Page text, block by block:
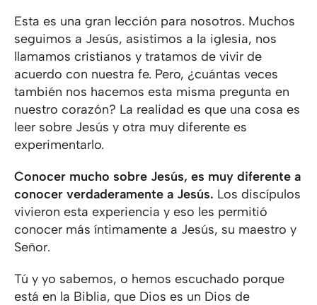
Esta es una gran lección para nosotros. Muchos
seguimos a Jesús, asistimos a la iglesia, nos
llamamos cristianos y tratamos de vivir de
acuerdo con nuestra fe. Pero, ¿cuántas veces
también nos hacemos esta misma pregunta en
nuestro corazón? La realidad es que una cosa es
leer sobre Jesús y otra muy diferente es
experimentarlo.
Conocer mucho sobre Jesús, es muy diferente a
conocer verdaderamente a Jesús. Los discípulos
vivieron esta experiencia y eso les permitió
conocer más íntimamente a Jesús, su maestro y
Señor.
Tú y yo sabemos, o hemos escuchado porque
está en la Biblia, que Dios es un Dios de